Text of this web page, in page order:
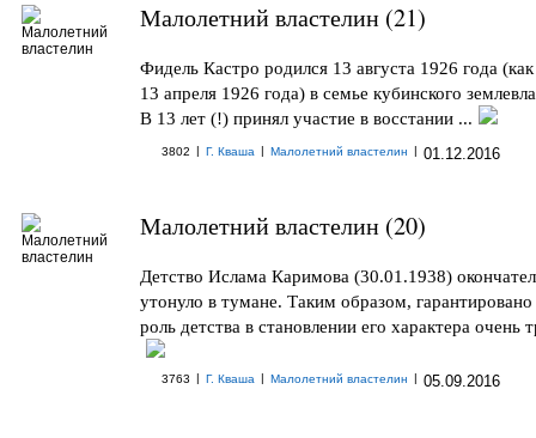
Малолетний властелин (21)
Фидель Кастро родился 13 августа 1926 года
13 апреля 1926 года) в семье кубинского
В 13 лет (!) принял участие в восстании ...
3802 | Г. Кваша | Малолетний властелин | 01.12.2016
Малолетний властелин (20)
Детство Ислама Каримова (30.01.1938)
утонуло в тумане. Таким образом,
роль детства в становлении его характера очень
3763 | Г. Кваша | Малолетний властелин | 05.09.2016